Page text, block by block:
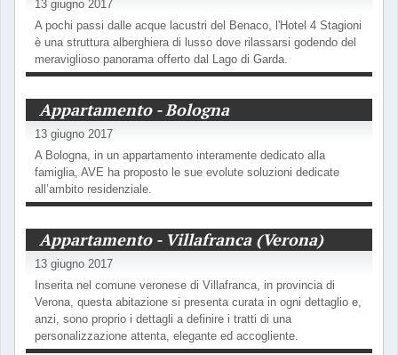
13 giugno 2017
A pochi passi dalle acque lacustri del Benaco, l'Hotel 4 Stagioni
è una struttura alberghiera di lusso dove rilassarsi godendo del
meraviglioso panorama offerto dal Lago di Garda.
Appartamento - Bologna
13 giugno 2017
A Bologna, in un appartamento interamente dedicato alla
famiglia, AVE ha proposto le sue evolute soluzioni dedicate
all’ambito residenziale.
Appartamento - Villafranca (Verona)
13 giugno 2017
Inserita nel comune veronese di Villafranca, in provincia di
Verona, questa abitazione si presenta curata in ogni dettaglio e,
anzi, sono proprio i dettagli a definire i tratti di una
personalizzazione attenta, elegante ed accogliente.